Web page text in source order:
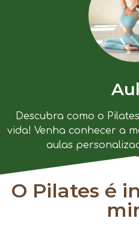
Descubra como o
vida! Venha conhecer a
aulas
O Pilates é